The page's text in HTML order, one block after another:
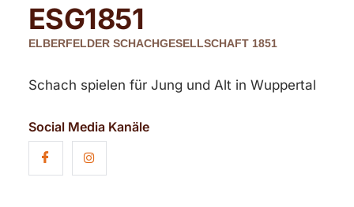
ESG1851
ELBERFELDER SCHACHGESELLSCHAFT 1851
Schach spielen für Jung und Alt in Wuppertal
Social Media Kanäle